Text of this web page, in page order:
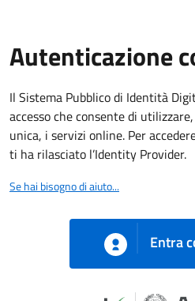
Autenticazione
Il Sistema Pubblico di Identità
accesso che consente di
unica, i servizi online. Per
ti ha rilasciato l’Identity Provider.
Se hai bisogno di aiuto...
Entra